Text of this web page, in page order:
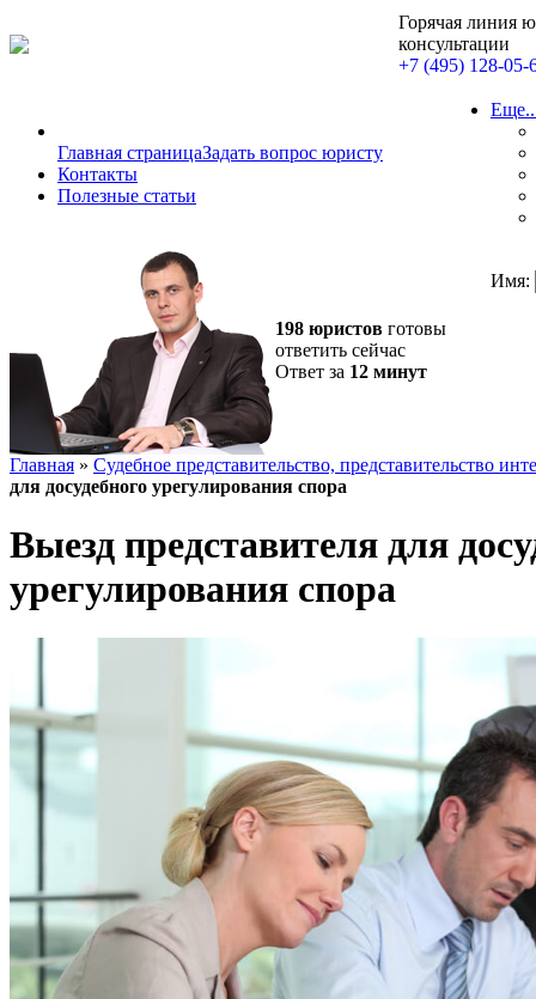
Горячая линия
консультации
+7 (495) 128-05-
Главная страницаЗадать вопрос юристу
Контакты
Полезные статьи
198 юристов готовы
ответить сейчас
Ответ за 12 минут
Имя:
Главная » Судебное представительство, представительство
для досудебного урегулирования спора
Выезд представителя для
урегулирования спора